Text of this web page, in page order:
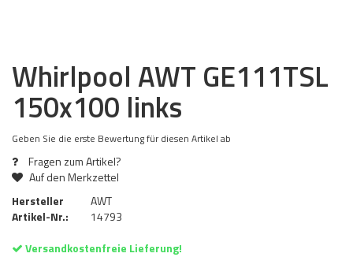
Whirlpool AWT GE111TSL
150x100 links
Geben Sie die erste Bewertung für diesen Artikel ab
Fragen zum Artikel?
Auf den Merkzettel
Hersteller
AWT
Artikel-Nr.:
14793
Versandkostenfreie Lieferung!